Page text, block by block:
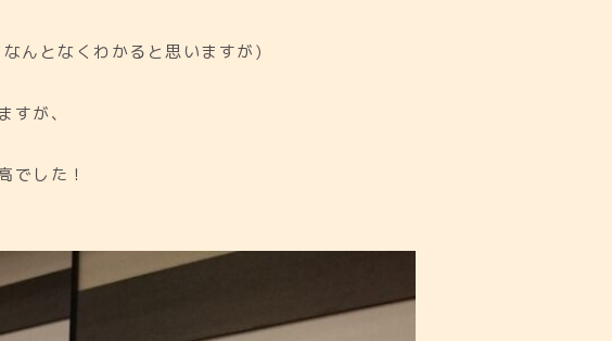
んとなくわかると思いますが)
すが、
でした！